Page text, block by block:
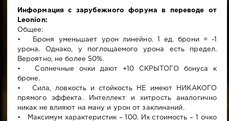
Информация с зарубежного форума в переводе от
Leonion:
Общее:
• Броня уменьшает урон линейно. 1 ед. брони = -1
урона. Однако, у поглощаемого урона есть предел.
Вероятно, не более 50%.
• Солнечные очки дают +10 СКРЫТОГО бонуса к
броне.
• Сила, ловкость и стойкость НЕ имеют НИКАКОГО
прямого эффекта. Интеллект и хитрость аналогично
никак не влияют на ману и урон от заклинаний.
• Максимум характеристик – 100. Их стоимость – 1 очко